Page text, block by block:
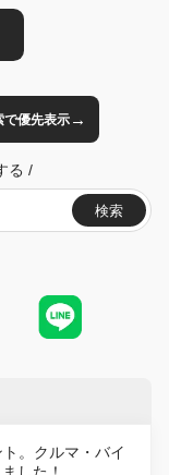
優先表示→
る /
検索
。クルマ・バイ
した！